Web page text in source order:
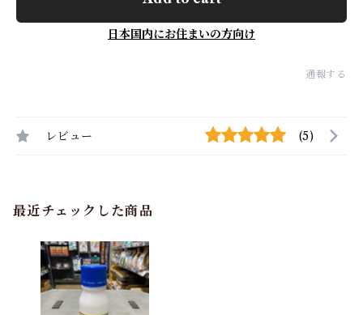
日本国内にお住まいの方向け
通報する
レビュー (5)
最近チェックした商品